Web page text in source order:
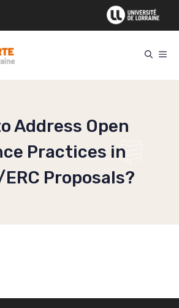
Address Open
Practices in
ERC Proposals?